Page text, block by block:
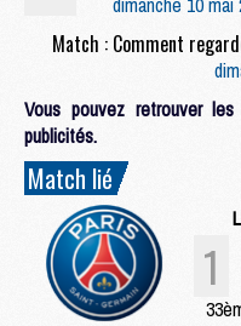
Match : Comment
Vous pouvez retrouver
publicités.
Match lié
1